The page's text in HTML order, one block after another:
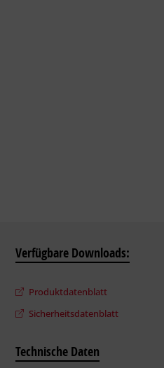
Verfügbare Downloads:
Produktdatenblatt
Sicherheitsdatenblatt
Technische Daten